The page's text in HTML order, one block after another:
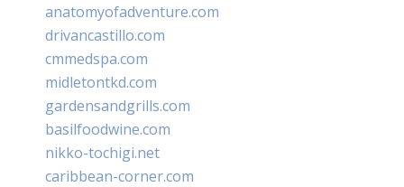
anatomyofadventure.com
drivancastillo.com
cmmedspa.com
midletontkd.com
gardensandgrills.com
basilfoodwine.com
nikko-tochigi.net
caribbean-corner.com